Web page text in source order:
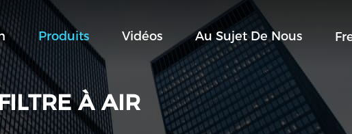
Produits Vidéos Au Sujet De Nous
À AIR